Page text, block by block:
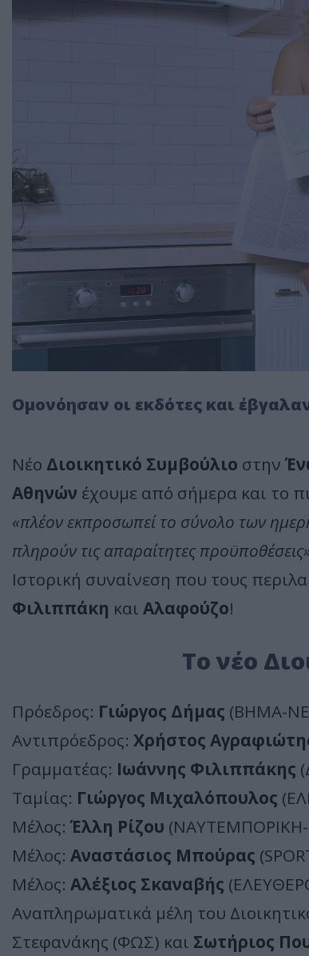
Ομονόησαν οι εκδότες και
Νέο Διοικητικό Συμβούλιο στην
Αθηνών έχουμε από σήμερα και το
«πλέον εκπροσωπεί το σύνολο των
πληρούν τις απαραίτητες
Ιστορική συναίνεση που τους
Φιλιππάκη και Αλαφούζο!
Το νέο
Πρόεδρος: Γιώργος Δήμας (ΒΗΜΑ-
Αντιπρόεδρος: Χρήστος
Γραμματέας: Ιωάννης Φιλιππάκης
Ταμίας: Γιώργος Μιχαλόπουλος
Μέλος: Έλλη Ρίζου
Μέλος: Αναστάσιος Μπούρας
Μέλος: Αλέξιος Σκαναβής
Αναπληρωματικά μέλη του
Στεφανάκης (ΦΩΣ) και Σωτήριος